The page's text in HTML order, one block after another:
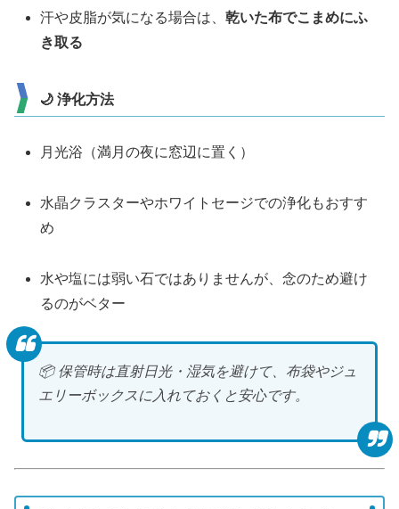
汗や皮脂が気になる場合は、乾いた布でこまめにふ
き取る
🌙 浄化方法
月光浴（満月の夜に窓辺に置く）
水晶クラスターやホワイトセージでの浄化もおすす
め
水や塩には弱い石ではありませんが、念のため避け
るのがベター
📦 保管時は直射日光・湿気を避けて、布袋やジュ
エリーボックスに入れておくと安心です。